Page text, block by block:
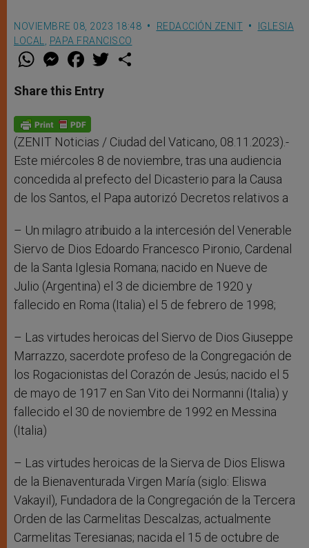
NOVIEMBRE 08, 2023 18:48 REDACCIÓN ZENIT
IGLESIA
LOCAL
PAPA FRANCISCO
W
t
s
p
p
M
e
s
e
g
e
r
F
a
e
b
o
k
w
Share this Entry
(ZENIT Noticias / Ciudad del Vaticano, 08.11.2023).-
Este miércoles 8 de noviembre, tras una audiencia
concedida al prefecto del Dicasterio para la Causa
de los Santos, el Papa autorizó Decretos relativos a
– Un milagro atribuido a la intercesión del Venerable
Siervo de Dios Edoardo Francesco Pironio, Cardenal
de la Santa Iglesia Romana; nacido en Nueve de
Julio (Argentina) el 3 de diciembre de 1920 y
fallecido en Roma (Italia) el 5 de febrero de 1998;
– Las virtudes heroicas del Siervo de Dios Giuseppe
Marrazzo, sacerdote profeso de la Congregación de
los Rogacionistas del Corazón de Jesús; nacido el 5
de mayo de 1917 en San Vito dei Normanni (Italia) y
fallecido el 30 de noviembre de 1992 en Messina
(Italia)
– Las virtudes heroicas de la Sierva de Dios Eliswa
de la Bienaventurada Virgen María (siglo: Eliswa
Vakayil), Fundadora de la Congregación de la Tercera
Orden de las Carmelitas Descalzas, actualmente
Carmelitas Teresianas; nacida el 15 de octubre de